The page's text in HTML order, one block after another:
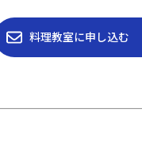
料理教室に申し込む